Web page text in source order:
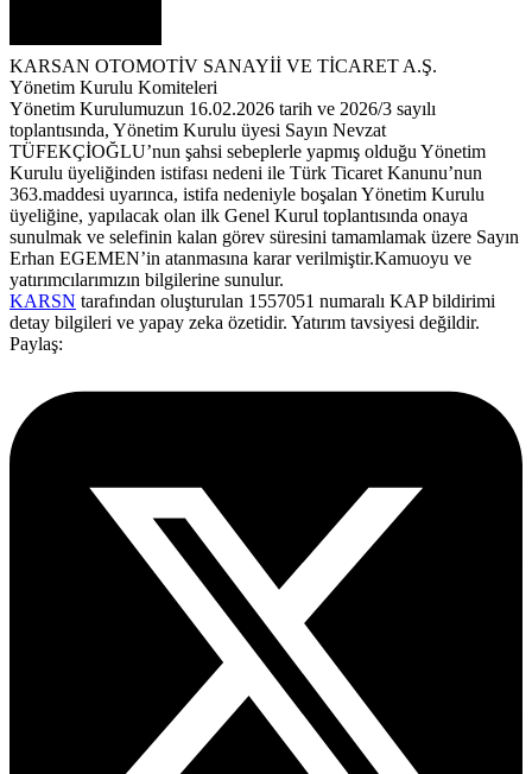
KARSAN OTOMOTİV SANAYİİ VE TİCARET A.Ş.
Yönetim Kurulu Komiteleri
Yönetim Kurulumuzun 16.02.2026 tarih ve 2026/3 sayılı
toplantısında, Yönetim Kurulu üyesi Sayın Nevzat
TÜFEKÇİOĞLU’nun şahsi sebeplerle yapmış olduğu Yönetim
Kurulu üyeliğinden istifası nedeni ile Türk Ticaret Kanunu’nun
363.maddesi uyarınca, istifa nedeniyle boşalan Yönetim Kurulu
üyeliğine, yapılacak olan ilk Genel Kurul toplantısında onaya
sunulmak ve selefinin kalan görev süresini tamamlamak üzere Sayın
Erhan EGEMEN’in atanmasına karar verilmiştir.Kamuoyu ve
yatırımcılarımızın bilgilerine sunulur.
KARSN tarafından oluşturulan 1557051 numaralı KAP bildirimi
detay bilgileri ve yapay zeka özetidir. Yatırım tavsiyesi değildir.
Paylaş: